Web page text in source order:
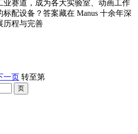
业赛道，成为各大实验室、动画工作
配设备？答案藏在 Manus 十余年深
历程与完善
一页 转至第